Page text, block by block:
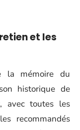
et les
la mémoire du
historique de
avec toutes les
recommandés